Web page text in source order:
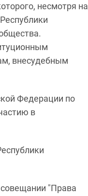
несмотря на
внесудебным
Федерации по
в
"Права